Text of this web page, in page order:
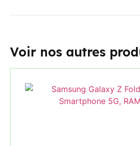
Voir nos autres